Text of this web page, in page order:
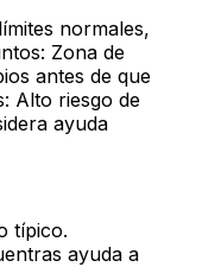
normales,
: Zona de
antes de que
: Alto riesgo de
ayuda
típico.
ayuda a